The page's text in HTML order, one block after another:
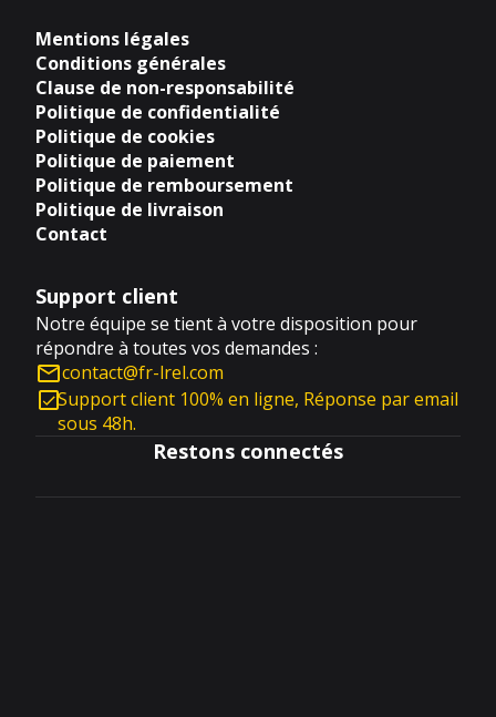
Mentions légales
Conditions générales
Clause de non-responsabilité
Politique de confidentialité
Politique de cookies
Politique de paiement
Politique de remboursement
Politique de livraison
Contact
Support client
Notre équipe se tient à votre disposition pour
répondre à toutes vos demandes :
contact@fr-lrel.com
Support client 100% en ligne, Réponse par email
sous 48h.
Restons connectés